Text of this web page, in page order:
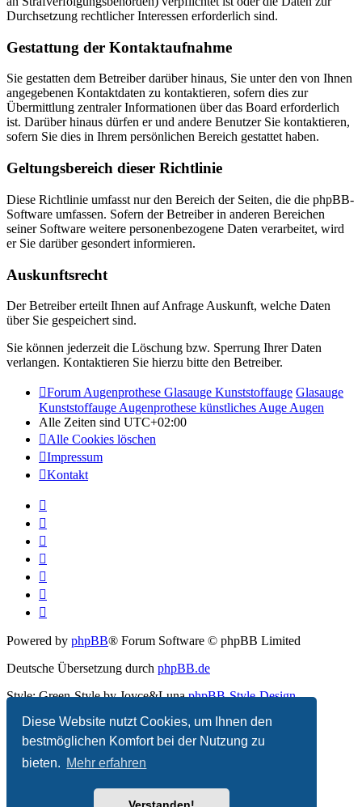
Diese Website nutzt Cookies, um Ihnen den
bestmöglichen Komfort bei der Nutzung zu
bieten. Mehr erfahren
Durchsetzung rechtlicher Interessen erforderlich sind.
Gestattung der Kontaktaufnahme
Sie gestatten dem Betreiber darüber hinaus, Sie unter den von Ihnen
angegebenen Kontaktdaten zu kontaktieren, sofern dies zur
Übermittlung zentraler Informationen über das Board erforderlich
ist. Darüber hinaus dürfen er und andere Benutzer Sie kontaktieren,
sofern Sie dies in Ihrem persönlichen Bereich gestattet haben.
Geltungsbereich dieser Richtlinie
Diese Richtlinie umfasst nur den Bereich der Seiten, die die phpBB-
Software umfassen. Sofern der Betreiber in anderen Bereichen
seiner Software weitere personenbezogene Daten verarbeitet, wird
er Sie darüber gesondert informieren.
Auskunftsrecht
Der Betreiber erteilt Ihnen auf Anfrage Auskunft, welche Daten
über Sie gespeichert sind.
Sie können jederzeit die Löschung bzw. Sperrung Ihrer Daten
verlangen. Kontaktieren Sie hierzu bitte den Betreiber.
Forum Augenprothese Glasauge Kunststoffauge Glasauge
Kunststoffauge Augenprothese künstliches Auge Augen
Alle Zeiten sind UTC+02:00
Alle Cookies löschen
Impressum
Kontakt
Powered by phpBB® Forum Software © phpBB Limited
Deutsche Übersetzung durch phpBB.de
Style: Green-Style by Joyce&LunaphpBB-Style-Design
Datenschutz |Nutzungsbedingungen